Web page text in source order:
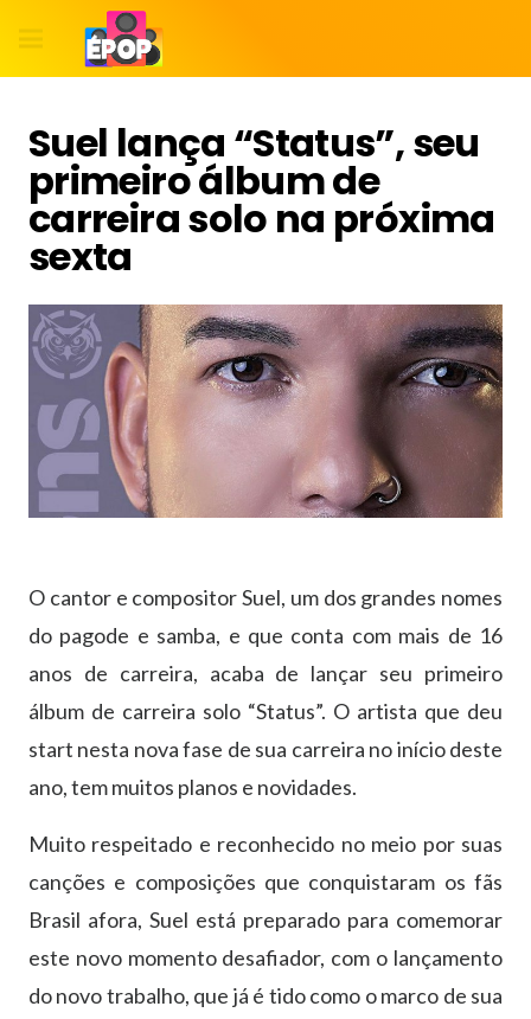
Suel lança “Status”, seu
primeiro álbum de
carreira solo na próxima
sexta
O cantor e compositor Suel, um dos grandes nomes
do pagode e samba, e que conta com mais de 16
anos de carreira, acaba de lançar seu primeiro
álbum de carreira solo “Status”. O artista que deu
start nesta nova fase de sua carreira no início deste
ano, tem muitos planos e novidades.
Muito respeitado e reconhecido no meio por suas
canções e composições que conquistaram os fãs
Brasil afora, Suel está preparado para comemorar
este novo momento desafiador, com o lançamento
do novo trabalho, que já é tido como o marco de sua